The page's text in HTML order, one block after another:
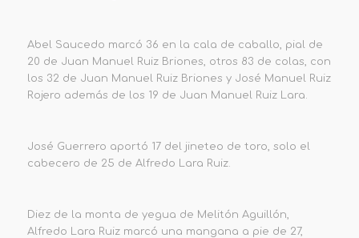
Abel Saucedo marcó 36 en la cala de caballo, pial de
20 de Juan Manuel Ruiz Briones, otros 83 de colas, con
los 32 de Juan Manuel Ruiz Briones y José Manuel Ruiz
Rojero además de los 19 de Juan Manuel Ruiz Lara.
José Guerrero aportó 17 del jineteo de toro, solo el
cabecero de 25 de Alfredo Lara Ruiz.
Diez de la monta de yegua de Melitón Aguillón,
Alfredo Lara Ruiz marcó una mangana a pie de 27,